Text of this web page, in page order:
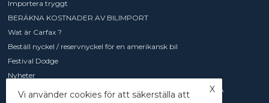
Importera tryggt
BERÄKNA KOSTNADER AV BILIMPORT
Wat är Carfax ?
Beställ nyckel / reservnyckel för en amerikansk bil
Festival Dodge
Nyheter
Europeisk laddkabel / adapter för amerikanska elbilar från USA
Vi använder cookies för att säkerställa att X